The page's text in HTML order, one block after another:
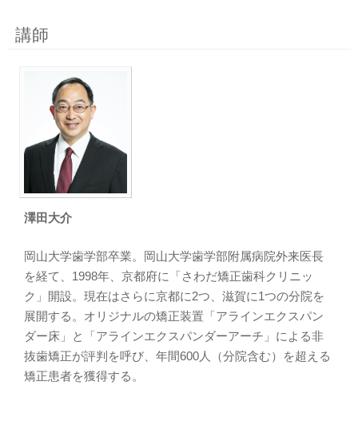
講師
澤田大介
岡山大学歯学部卒業。岡山大学歯学部附属病院外来医長
を経て、1998年、京都府に「さわだ矯正歯科クリニッ
ク」開設。現在はさらに京都に2つ、滋賀に1つの分院を
展開する。オリジナルの矯正装置「アラインエクスパン
ダー床」と「アラインエクスパンダーアーチ」による非
抜歯矯正が評判を呼び、年間600人（分院含む）を超える
矯正患者を獲得する。